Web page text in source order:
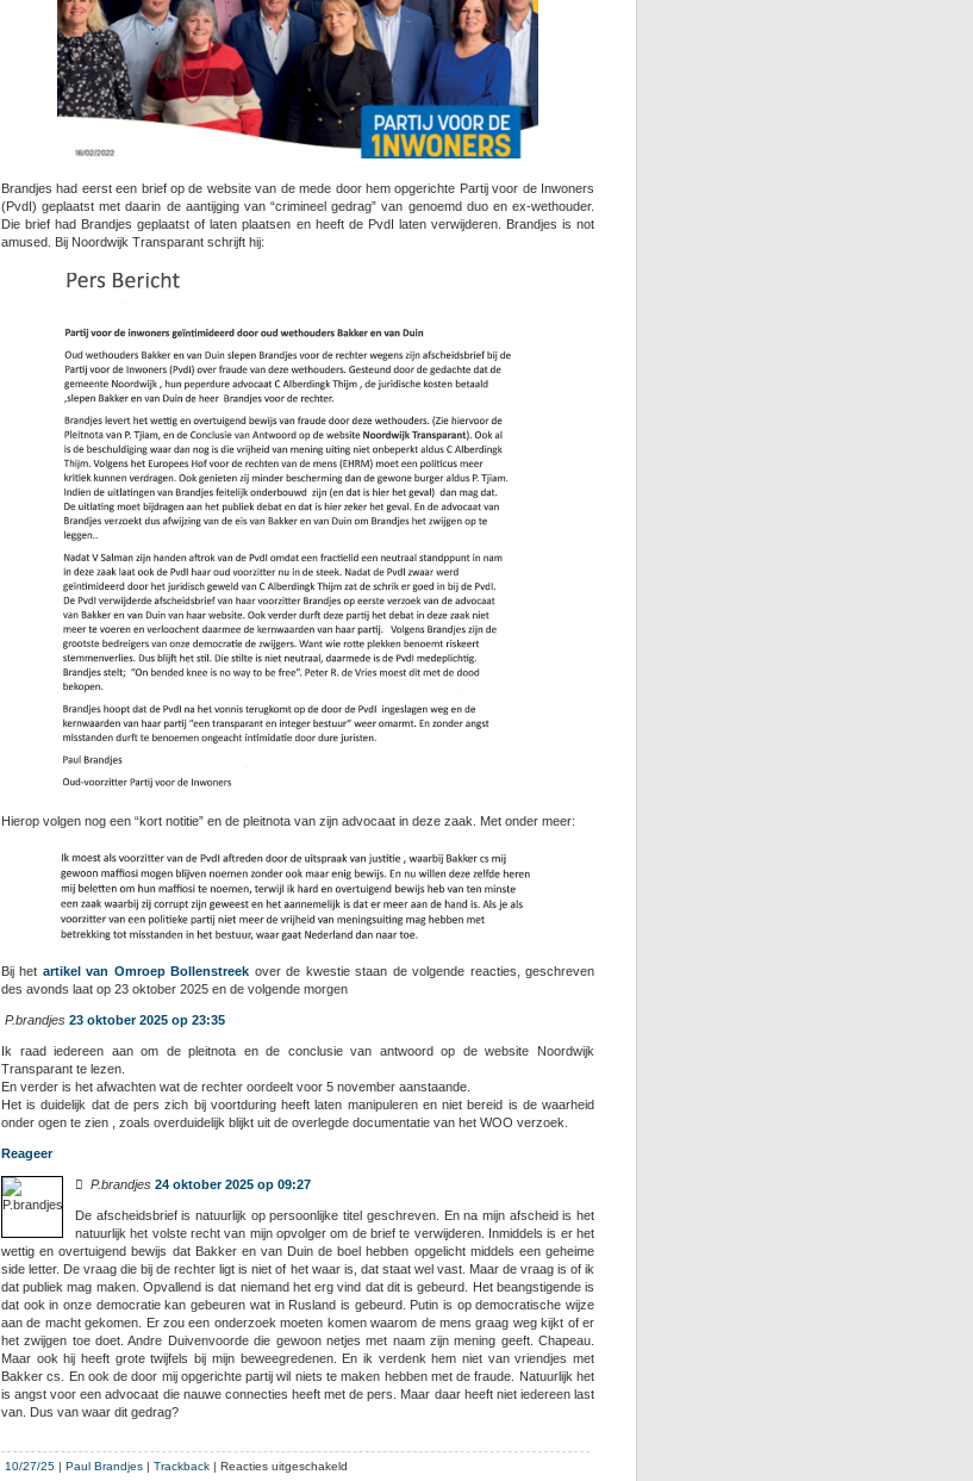
Brandjes had eerst een brief op de website van de mede door hem opgerichte Partij voor de Inwoners
(PvdI) geplaatst met daarin de aantijging van “crimineel gedrag” van genoemd duo en ex-wethouder.
Die brief had Brandjes geplaatst of laten plaatsen en heeft de PvdI laten verwijderen. Brandjes is not
amused. Bij Noordwijk Transparant schrijft hij:
Hierop volgen nog een “kort notitie” en de pleitnota van zijn advocaat in deze zaak. Met onder meer:
Bij het artikel van Omroep Bollenstreek over de kwestie staan de volgende reacties, geschreven
des avonds laat op 23 oktober 2025 en de volgende morgen
P.brandjes 23 oktober 2025 op 23:35
Ik raad iedereen aan om de pleitnota en de conclusie van antwoord op de website Noordwijk
Transparant te lezen.
En verder is het afwachten wat de rechter oordeelt voor 5 november aanstaande.
Het is duidelijk dat de pers zich bij voortduring heeft laten manipuleren en niet bereid is de waarheid
onder ogen te zien , zoals overduidelijk blijkt uit de overlegde documentatie van het WOO verzoek.
Reageer
 P.brandjes 24 oktober 2025 op 09:27
De afscheidsbrief is natuurlijk op persoonlijke titel geschreven. En na mijn afscheid is het
natuurlijk het volste recht van mijn opvolger om de brief te verwijderen. Inmiddels is er het
wettig en overtuigend bewijs dat Bakker en van Duin de boel hebben opgelicht middels een geheime
side letter. De vraag die bij de rechter ligt is niet of het waar is, dat staat wel vast. Maar de vraag is of ik
dat publiek mag maken. Opvallend is dat niemand het erg vind dat dit is gebeurd. Het beangstigende is
dat ook in onze democratie kan gebeuren wat in Rusland is gebeurd. Putin is op democratische wijze
aan de macht gekomen. Er zou een onderzoek moeten komen waarom de mens graag weg kijkt of er
het zwijgen toe doet. Andre Duivenvoorde die gewoon netjes met naam zijn mening geeft. Chapeau.
Maar ook hij heeft grote twijfels bij mijn beweegredenen. En ik verdenk hem niet van vriendjes met
Bakker cs. En ook de door mij opgerichte partij wil niets te maken hebben met de fraude. Natuurlijk het
is angst voor een advocaat die nauwe connecties heeft met de pers. Maar daar heeft niet iedereen last
van. Dus van waar dit gedrag?
10/27/25 | Paul Brandjes | Trackback | Reacties uitgeschakeld